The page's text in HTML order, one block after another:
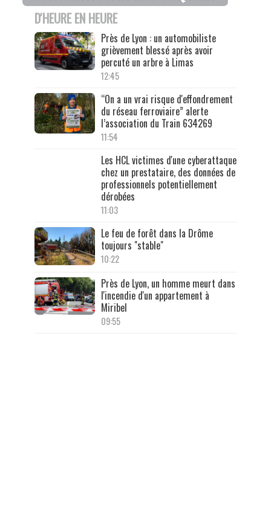
D'HEURE EN HEURE
Près de Lyon : un automobiliste
grièvement blessé après avoir
percuté un arbre à Limas
12:45
“On a un vrai risque d'effondrement
du réseau ferroviaire” alerte
l’association du Train 634269
11:54
Les HCL victimes d'une cyberattaque
chez un prestataire, des données de
professionnels potentiellement
dérobées
11:03
Le feu de forêt dans la Drôme
toujours "stable"
10:22
Près de Lyon, un homme meurt dans
l'incendie d'un appartement à
Miribel
09:55